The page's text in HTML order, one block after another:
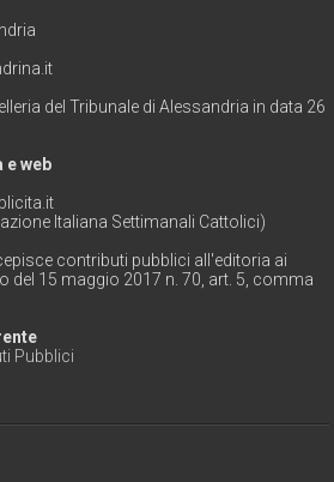
del Tribunale di Alessandria in data 26
e web
Italiana Settimanali Cattolici)
contributi pubblici all'editoria ai
del 15 maggio 2017 n. 70, art. 5, comma
Pubblici